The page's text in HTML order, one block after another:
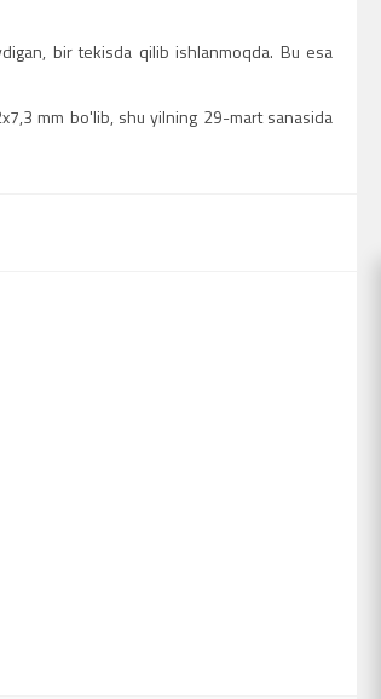
bir tekisda qilib ishlanmoqda. Bu esa
mm bo'lib, shu yilning 29-mart sanasida